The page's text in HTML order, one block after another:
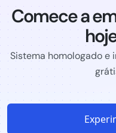
Comece a
Sistema homologado e